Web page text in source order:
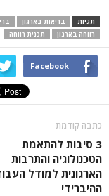
תגיות בריאות בארגון
רווחה בארגון
תכנית רווחה
Facebook
כתבה קודמת
3 סיבות להתאמת
הטכנולוגיה והתרבות
הארגונית למודל
ההיברידי